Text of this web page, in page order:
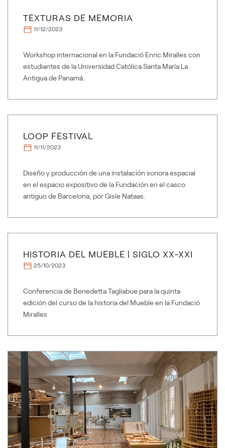
TEXTURAS DE MEMORIA
11/12/2023
Workshop internacional en la Fundació Enric Miralles con
estudiantes de la Universidad Católica Santa María La
Antigua de Panamá.
LOOP FESTIVAL
11/11/2023
Diseño y producción de una instalación sonora espacial
en el espacio expositivo de la Fundación en el casco
antiguo de Barcelona, por Gisle Nataas.
HISTORIA DEL MUEBLE | SIGLO XX-XXI
25/10/2023
Conferencia de Benedetta Tagliabue para la quinta
edición del curso de la historia del Mueble en la Fundació
Miralles